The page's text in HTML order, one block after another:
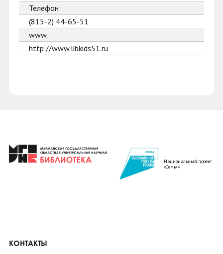
Телефон:
(815-2) 44-65-51
www:
http://www.libkids51.ru
Национальный проект
«Семья»
КОНТАКТЫ